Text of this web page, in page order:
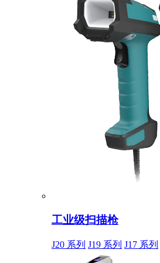
工业级扫描枪
J20 系列 J19 系列 J17 系列